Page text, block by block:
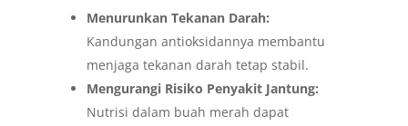
Menurunkan Tekanan Darah:
Kandungan antioksidannya membantu
menjaga tekanan darah tetap stabil.
Mengurangi Risiko Penyakit Jantung:
Nutrisi dalam buah merah dapat